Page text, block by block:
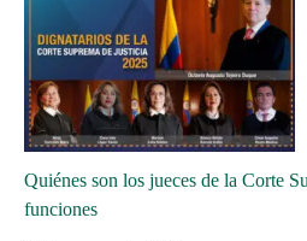
Quiénes son los jueces de la Corte
funciones